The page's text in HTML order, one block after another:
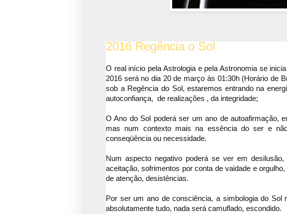
2016 Regência o Sol
O real início pela Astrologia e pela Astronomia se
2016 será no dia 20 de março às 01:30h (Horário de
sob a Regência do Sol, estaremos entrando na
autoconfiança, de realizações , da integridade;
O Ano do Sol poderá ser um ano de autoafirmação,
mas num contexto mais na essência do ser e
conseqüência ou necessidade.
Num aspecto negativo poderáse ver em desilusão,
aceitação, sofrimentos por conta de vaidade e orgulho,
de atenção, desistências.
Por ser um ano de consciência, a simbologia do
absolutamente tudo, nada será camuflado, escondido.